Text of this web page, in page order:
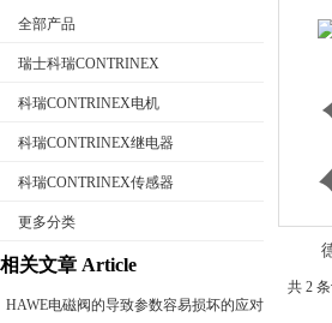
全部产品
瑞士科瑞CONTRINEX
科瑞CONTRINEX电机
科瑞CONTRINEX继电器
科瑞CONTRINEX传感器
更多分类
相关文章 Article
HAWE电磁阀的导致参数容易损坏的应对
共 2